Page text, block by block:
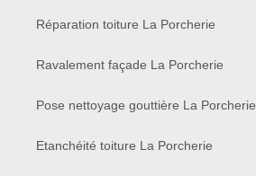
Réparation toiture La Porcherie
Ravalement façade La Porcherie
Pose nettoyage gouttière La Porcherie
Etanchéité toiture La Porcherie